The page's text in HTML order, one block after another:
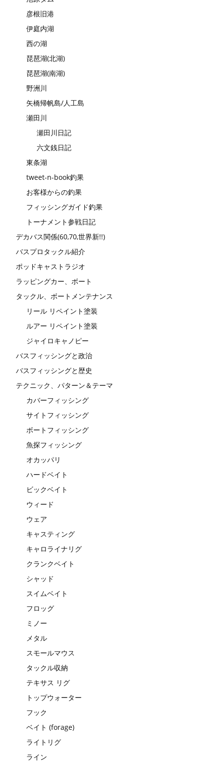
彦根旧港
伊庭内湖
西の湖
琵琶湖(北湖)
琵琶湖(南湖)
野洲川
矢橋帰帆島/人工島
瀬田川
瀬田川日記
六文銭日記
東条湖
tweet-n-book釣果
お客様からの釣果
フィッシングガイド釣果
トーナメント参戦日記
デカバス関係(60,70,世界新!!)
バスプロタックル紹介
ポッドキャストラジオ
ラッピングカー、ボート
タックル、ボートメンテナンス
リール リペイント塗装
ルアー リペイント塗装
ジャイロキャノピー
バスフィッシングと政治
バスフィッシングと歴史
テクニック、パターン＆テーマ
カバーフィッシング
サイトフィッシング
ボートフィッシング
魚探フィッシング
オカッパリ
ハードベイト
ビックベイト
ウィード
ウェア
キャスティング
キャロライナリグ
クランクベイト
シャッド
スイムベイト
フロッグ
ミノー
メタル
スモールマウス
タックル収納
テキサス リグ
トップウォーター
フック
ベイト (forage)
ライトリグ
ライン